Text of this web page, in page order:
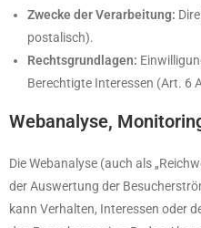
Zwecke der Verarbeitung:
postalisch).
Rechtsgrundlagen:
Berechtigte Interessen (Art. 6
Webanalyse,
Die Webanalyse (auch als
der Auswertung der
kann Verhalten, Interessen oder